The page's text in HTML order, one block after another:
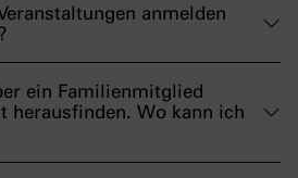
anmelden
ein Familienmitglied
herausfinden. Wo kann ich